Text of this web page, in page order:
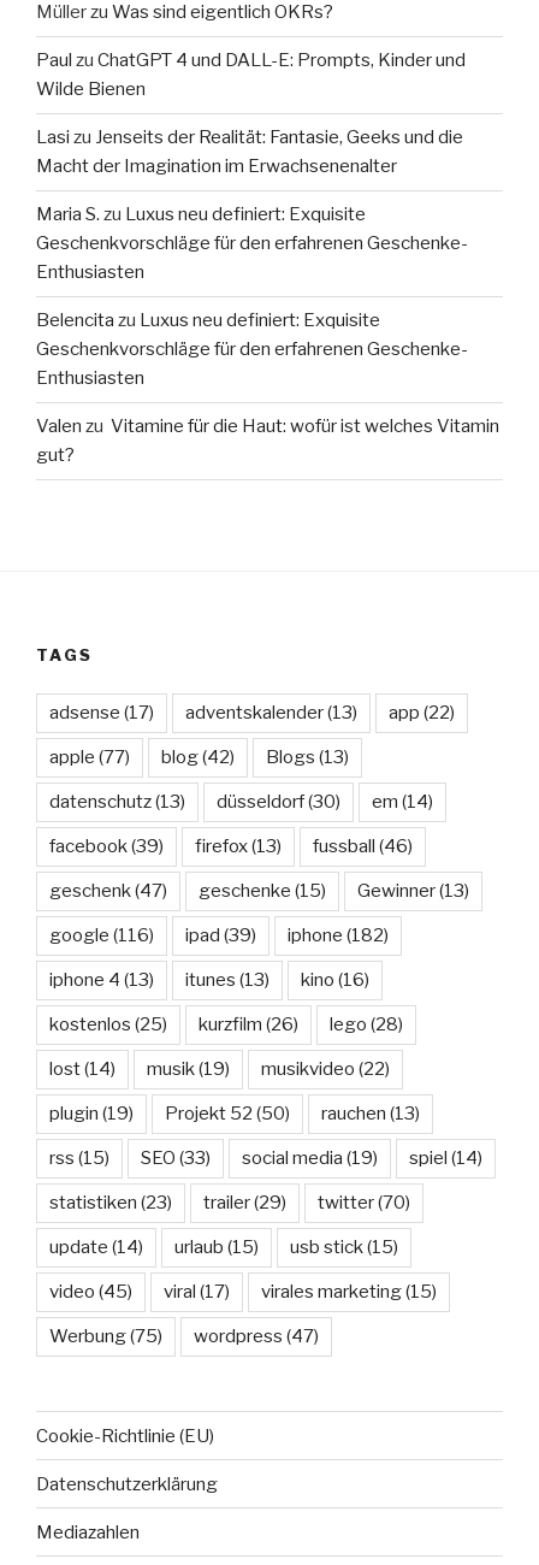
Müllerzu Was sind eigentlich OKRs?
Paul zu ChatGPT 4 und DALL-E: Prompts, Kinder und
Wilde Bienen
Lasi zu Jenseits der Realität: Fantasie, Geeks und die
Macht der Imagination im Erwachsenenalter
Maria S. zu Luxus neu definiert: Exquisite
Geschenkvorschläge für den erfahrenen Geschenke-
Enthusiasten
Belencita zu Luxus neu definiert: Exquisite
Geschenkvorschläge für den erfahrenen Geschenke-
Enthusiasten
Valen zu Vitamine für die Haut: wofür ist welches Vitamin
gut?
TAGS
adsense (17) adventskalender(13) app (22)
apple (77) blog(42) Blogs (13)
datenschutz(13) düsseldorf(30) em (14)
facebook(39) firefox(13) fussball (46)
geschenk(47) geschenke (15) Gewinner(13)
google (116) ipad (39) iphone (182)
iphone 4 (13) itunes (13) kino (16)
kostenlos (25) kurzfilm (26) lego (28)
lost(14) musik(19) musikvideo (22)
plugin (19) Projekt 52 (50) rauchen (13)
rss (15) SEO (33) social media (19) spiel (14)
statistiken (23) trailer(29) twitter(70)
update (14) urlaub (15) usb stick(15)
video (45) viral (17) virales marketing(15)
Werbung(75) wordpress (47)
Cookie-Richtlinie (EU)
Datenschutzerklärung
Mediazahlen